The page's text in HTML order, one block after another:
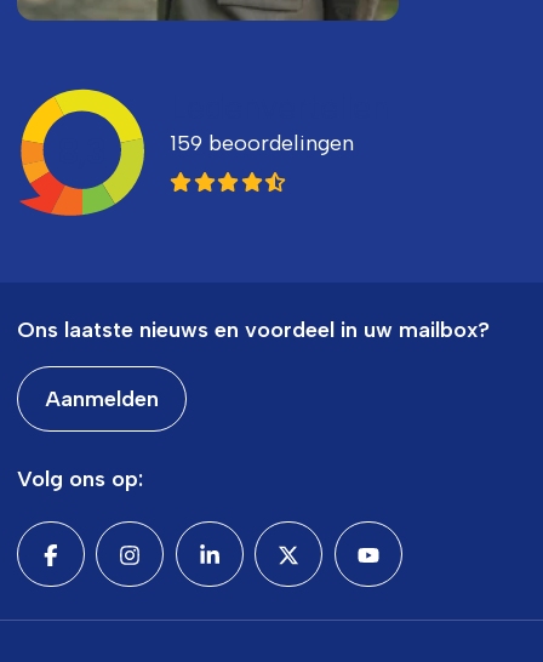
159 beoordelingen
Ons laatste nieuws en voordeel in uw mailbox?
Aanmelden
Volg ons op: